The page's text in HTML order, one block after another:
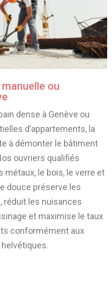
ou
dense à Genève ou
d’appartements, la
à démonter le bâtiment
ouvriers qualifiés
métaux, le bois, le verre et
douce préserve les
les nuisances
et maximise le taux
conformément aux